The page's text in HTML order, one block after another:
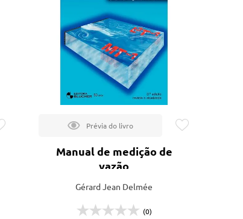
Manual de medição de
vazão
Gérard Jean Delmée
(0)